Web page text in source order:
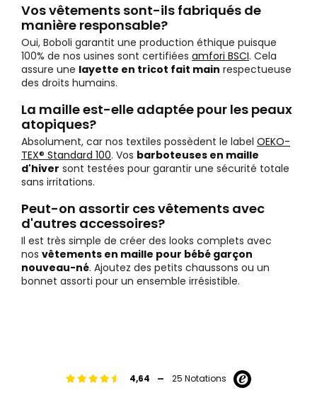
Vos vêtements sont-ils fabriqués de
manière responsable?
Oui, Boboli garantit une production éthique puisque
100% de nos usines sont certifiées amfori BSCI. Cela
assure une layette en tricot fait main respectueuse
des droits humains.
La maille est-elle adaptée pour les peaux
atopiques?
Absolument, car nos textiles possèdent le label OEKO-
TEX® Standard 100. Vos barboteuses en maille
d'hiver sont testées pour garantir une sécurité totale
sans irritations.
Peut-on assortir ces vêtements avec
d'autres accessoires?
Il est très simple de créer des looks complets avec
nos vêtements en maille pour bébé garçon
nouveau-né. Ajoutez des petits chaussons ou un
bonnet assorti pour un ensemble irrésistible.
4,64 - 25 Notations